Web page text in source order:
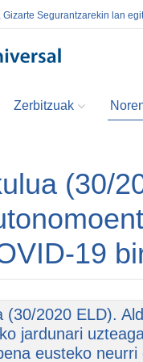
Gizarte Segurantzarekin lan
Zerbitzuak
(30/
19
(30/2020 ELD).
jardunari
eusteko neurri